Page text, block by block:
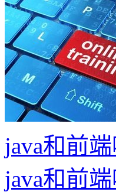
java和前
java和前